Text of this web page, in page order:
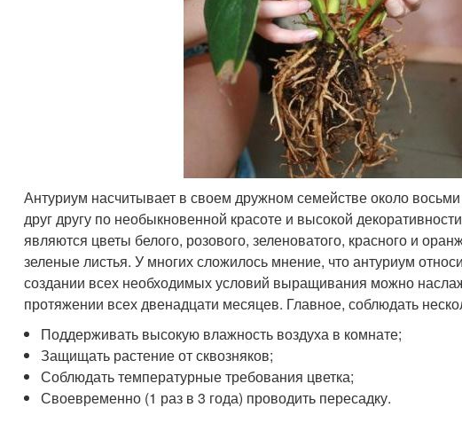
Антуриум насчитывает в своем дружном семействе около
друг другу по необыкновенной красоте и высокой
являются цветы белого, розового, зеленоватого, красного и
зеленые листья. У многих сложилось мнение, что антуриум
создании всех необходимых условий выращивания можно
протяжении всех двенадцати месяцев. Главное, соблюдать
Поддерживать высокую влажность воздуха в комнате;
Защищать растение от сквозняков;
Соблюдать температурные требования цветка;
Своевременно (1 раз в 3 года) проводить пересадку.